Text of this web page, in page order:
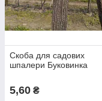
Скоба для садових
шпалери Буковинка
5,60 ₴